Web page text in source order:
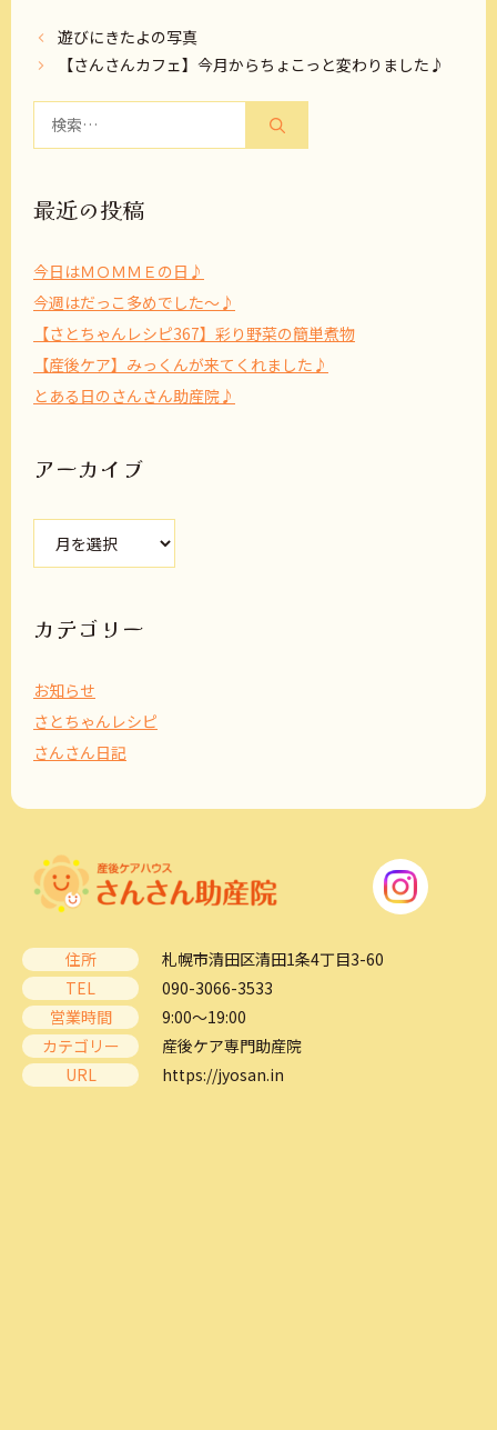
遊びにきたよの写真
【さんさんカフェ】今月からちょこっと変わりました♪
最近の投稿
今日はＭＯＭＭＥの日♪
今週はだっこ多めでした～♪
【さとちゃんレシピ367】彩り野菜の簡単煮物
【産後ケア】みっくんが来てくれました♪
とある日のさんさん助産院♪
アーカイブ
ブ
カテゴリー
お知らせ
さとちゃんレシピ
さんさん日記
住所
札幌市清田区清田1条4丁目3-60
TEL
090-3066-3533
営業時間
9:00～19:00
カテゴリー
産後ケア専門助産院
URL
https://jyosan.in